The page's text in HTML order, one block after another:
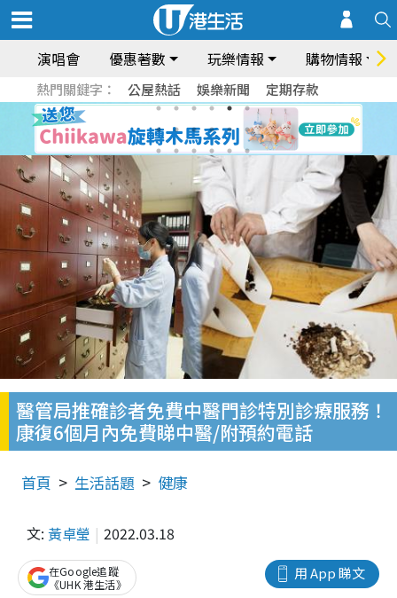
演唱會 優惠著數 玩樂情報 購物情報
熱門關鍵字： 公屋熱話 娛樂新聞 定期存款
醫管局推確診者免費中醫門診特別診療服務！
康復6個月內免費睇中醫/附預約電話
首頁 生活話題 健康
文: 黃卓瑩 2022.03.18
用 App 睇文
在Google追蹤
《UHK 港生活》